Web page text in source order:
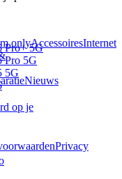
Pro+ 5G
Pro 5G
5G
onlyAccessoiresInternet
Nieuws
op je
Privacy